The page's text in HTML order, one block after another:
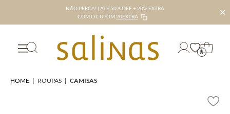
NÃO PERCA! | ATÉ 50% OFF + 20% EXTRA
COM O CUPOM 20EXTRA ✕
0
HOME | ROUPAS | CAMISAS